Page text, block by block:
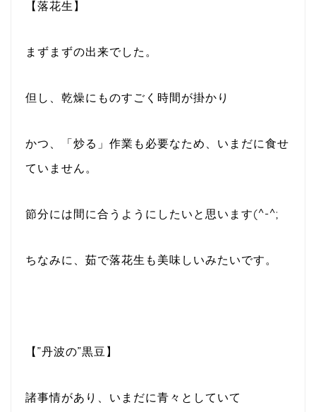
【落花生】
まずまずの出来でした。
但し、乾燥にものすごく時間が掛かり
かつ、「炒る」作業も必要なため、いまだに食せ
ていません。
節分には間に合うようにしたいと思います(^-^;
ちなみに、茹で落花生も美味しいみたいです。
【”丹波の”黒豆】
諸事情があり、いまだに青々としていて